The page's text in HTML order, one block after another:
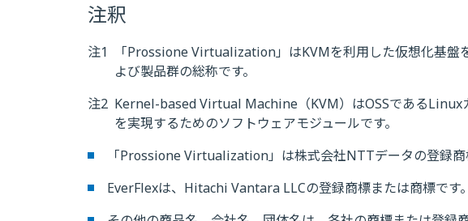
注釈
注1
「Prossione Virtualization」はKVMを利用した仮想化基盤
よび製品群の総称です。
注2 Kernel-based Virtual Machine（KVM）はOSSであるLinux
を実現するためのソフトウェアモジュールです。
「Prossione Virtualization」は株式会社NTTデータの登録商
EverFlexは、Hitachi Vantara LLCの登録商標または商標です。